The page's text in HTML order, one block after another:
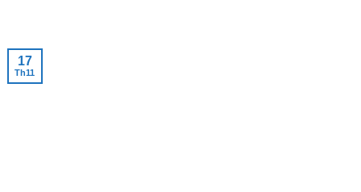
17
Th11